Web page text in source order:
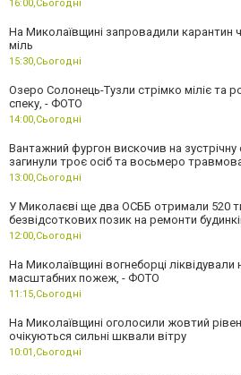
16:00, Сьогодні
На Миколаївщині запровадили карантин
міль
15:30, Сьогодні
Озеро Солонець-Тузли стрімко міліє та
спеку, - ФОТО
14:00, Сьогодні
Вантажний фургон вискочив на
загинули троє осіб та восьмеро
13:00, Сьогодні
У Миколаєві ще два ОСББ отримали 520
безвідсоткових позик на ремонти
12:00, Сьогодні
На Миколаївщині вогнеборці
масштабних пожеж, - ФОТО
11:15, Сьогодні
На Миколаївщині оголосили жовтий
очікуються сильні шквали вітру
10:01, Сьогодні